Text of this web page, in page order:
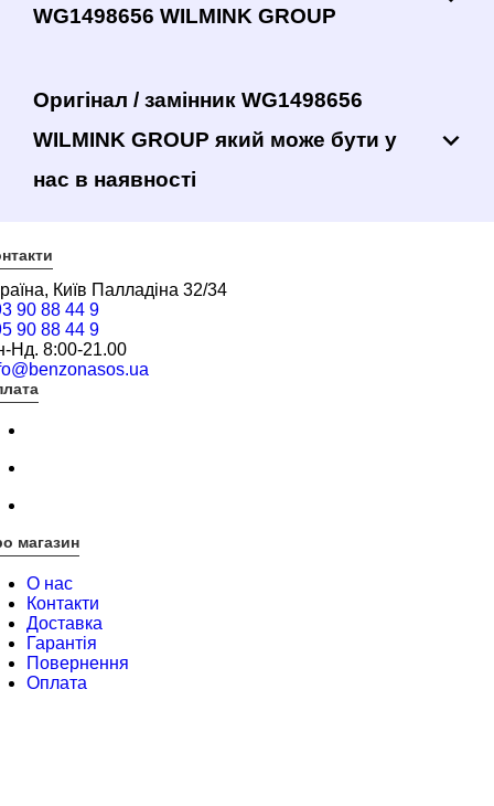
WG1498656 WILMINK GROUP
Оригінал / замінник WG1498656
WILMINK GROUP який може бути у
нас в наявності
Київ Палладіна 32/34
90 88 44 9
90 88 44 9
Нд. 8:00-21.00
магазин
О нас
Контакти
Доставка
Гарантія
Повернення
Оплата